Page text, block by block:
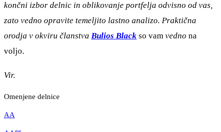
končni izbor delnic in oblikovanje portfelja odvisno od vas,
zato vedno opravite temeljito lastno analizo. Praktična
orodja v okviru članstva Bulios Black so vam vedno na
voljo.
Vir.
Omenjene delnice
AA